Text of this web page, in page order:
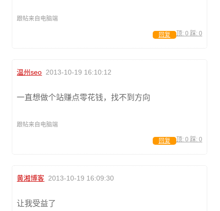
跟帖来自电脑端
顶: 0 踩: 0
回复
温州seo 2013-10-19 16:10:12
一直想做个站赚点零花钱，找不到方向
跟帖来自电脑端
顶: 0 踩: 0
回复
黄湘博客 2013-10-19 16:09:30
让我受益了